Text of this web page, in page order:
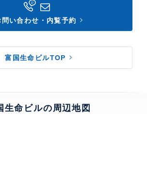
問い合わせ・内覧予約
富国生命ビルTOP
生命ビルの周辺地図